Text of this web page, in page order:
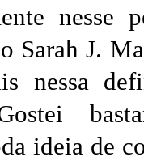
nesse
Sarah J.
nessa
Gostei
ideia de